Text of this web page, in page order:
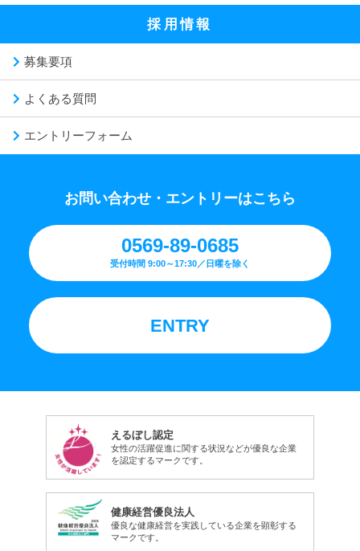
採用情報
募集要項
よくある質問
エントリーフォーム
お問い合わせ・エントリーはこちら
0569-89-0685
受付時間 9:00～17:30／日曜を除く
ENTRY
えるぼし認定
女性の活躍促進に関する状況などが優良な企業
を認定するマークです。
健康経営優良法人
優良な健康経営を実践している企業を顕彰する
マークです。